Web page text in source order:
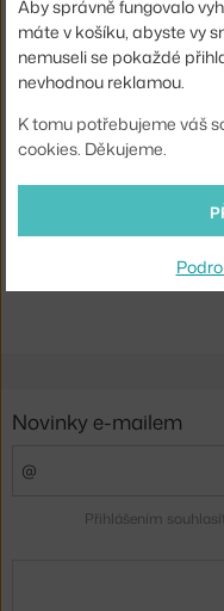
Značka:Sandberg
Kolekce tapet Nippon od
Kolekce oslavuje krásu
vesničky a přírodní
Shopping from the
Aby správně fungovalo
máte v košíku, abyste vy
nemuseli se pokaždé
nevhodnou reklamou.
K tomu potřebujeme váš
cookies. Děkujeme.
Novinky e-mailem
Přihlášením